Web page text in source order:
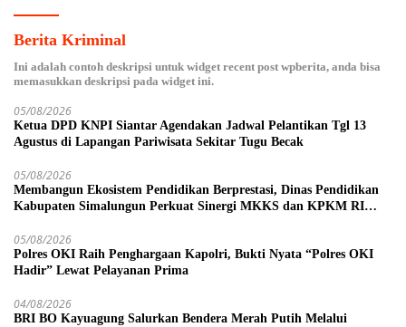
Berita Kriminal
Ini adalah contoh deskripsi untuk widget recent post wpberita, anda bisa
memasukkan deskripsi pada widget ini.
05/08/2026
Ketua DPD KNPI Siantar Agendakan Jadwal Pelantikan Tgl 13
Agustus di Lapangan Pariwisata Sekitar Tugu Becak
05/08/2026
Membangun Ekosistem Pendidikan Berprestasi, Dinas Pendidikan
Kabupaten Simalungun Perkuat Sinergi MKKS dan KPKM RI
05/08/2026
Polres OKI Raih Penghargaan Kapolri, Bukti Nyata “Polres OKI
Hadir” Lewat Pelayanan Prima
04/08/2026
BRI BO Kayuagung Salurkan Bendera Merah Putih Melalui